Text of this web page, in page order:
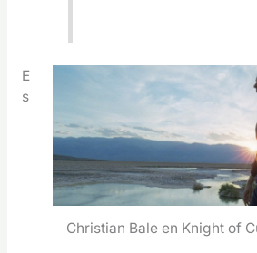
Christian Bale en Knight of
E
s